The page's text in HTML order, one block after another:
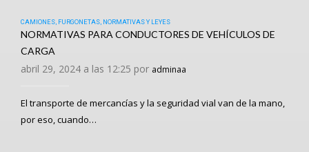
CAMIONES, FURGONETAS, NORMATIVAS Y LEYES
NORMATIVAS PARA CONDUCTORES DE VEHÍCULOS DE
CARGA
abril 29, 2024 a las 12:25 por adminaa
El transporte de mercancías y la seguridad vial van de la mano,
por eso, cuando…